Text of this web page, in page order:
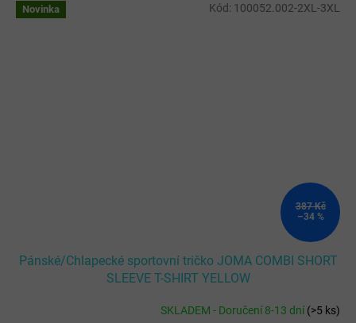
Novinka
387 Kč
–34 %
Pánské/Chlapecké sportovní tričko JOMA COMBI SHORT
SLEEVE T-SHIRT YELLOW
SKLADEM - Doručení 8-13 dní(>5 ks)
Kód: 100052.002-2XL-3XL